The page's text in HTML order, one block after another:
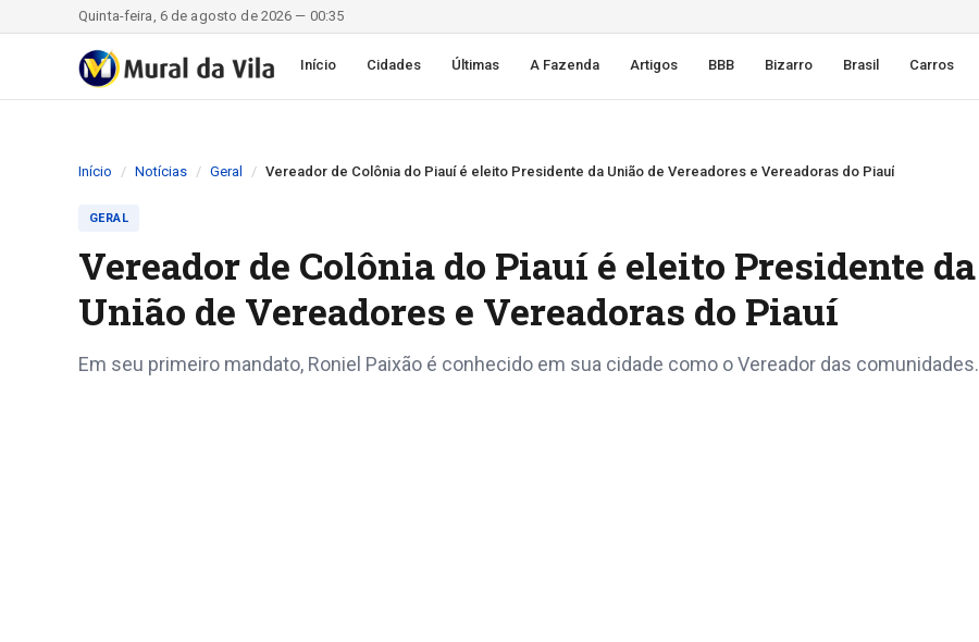
Quinta-feira, 6 de agosto de 2026 — 00:35
Início Cidades Últimas A Fazenda Artigos BBB Bizarro Brasil Carros
Início Notícias Geral Vereador de Colônia do Piauí é eleito Presidente da União de Vereadores e Vereadoras do Piauí
GERAL
Vereador de Colônia do Piauí é eleito Presidente da
União de Vereadores e Vereadoras do Piauí
Em seu primeiro mandato, Roniel Paixão é conhecido em sua cidade como o Vereador das comunidades.